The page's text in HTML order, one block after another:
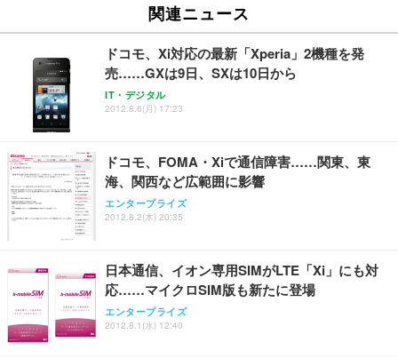
Sezlife オフィスチェア デスクチェア 疲れない テレ
ワーク チェア 強化バックレスト 30度ロッキング機
レスト 3Dヘッドレスト ハンガー付き 高反発クッシ
ョン PCチェア 通気性メッシュ ゲーミング/勉強/事
務用 おしゃれ パソコンチェア (ブラック)
￥7,680
Sezlife オフィスチェア デスクチェア 疲れない テレ
レスト 3Dヘッドレスト ハンガー付き 高反発クッシ
ョン PCチェア 通気性メッシュ ゲーミング/勉強/事
務用 おしゃれ パソコンチェア (ホワイト)
￥7,680
ANDWINT オフィスチェア デスクチェア 肘なし メ
ト 幅52×奥行58.5×高さ84～96cm テレワーク 在宅
勤務 ブラック
￥4,139
【純正品】27"ゲーミングモニター DualSense 充電
フック付き（CFI-ZDM1J）
￥49,979
【整備済み品】Dell E2724HS 27インチ 液晶モニタ
応 ComfortView ビジネス向け
￥15,800
【MiniLED/24.5inch/280Hz/FHD】GRAPHT THE S
像低減 (3年保証 | 輝点保証 | 日本メーカー)
￥34,980
ネオ・ルーライフ ネオ・オムツ L 中型犬用 26枚入
り 単品
￥1,800
Smart Basic(スマートベーシック) 【Amazon.co.jp
￥3,670
アイリスオーヤマ ペットシーツ 超厚型 お徳用 レギ
￥3,731
関連ニュース
ドコモ、Xi対応の最新「Xperia」2機種を発
売……GXは9日、SXは10日から
IT・デジタル
2012.8.6(月) 17:23
ドコモ、FOMA・Xiで通信障害……関東、東
海、関西など広範囲に影響
エンタープライズ
2012.8.2(木) 20:35
日本通信、イオン専用SIMがLTE「Xi」にも対
応……マイクロSIM版も新たに登場
エンタープライズ
2012.8.1(水) 12:40